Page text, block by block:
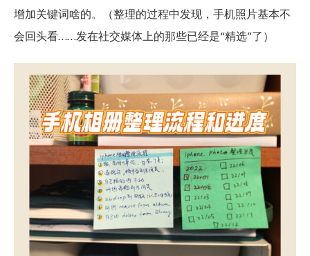
增加关键词啥的。（整理的过程中发现，手机照片基本不
会回头看……发在社交媒体上的那些已经是“精选”了）